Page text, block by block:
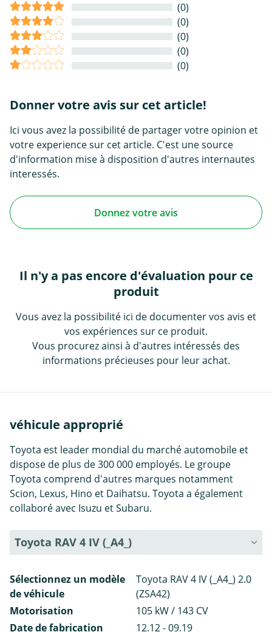
(0)
(0)
(0)
(0)
(0)
Donner votre avis sur cet article!
Ici vous avez la possibilité de partager votre opinion et
votre experience sur cet article. C'est une source
d'information mise à disposition d'autres internautes
interessés.
Donnez votre avis
Il n'y a pas encore d'évaluation pour ce
produit
Vous avez la possibilité ici de documenter vos avis et
vos expériences sur ce produit.
Vous procurez ainsi à d'autres intéressés des
informations précieuses pour leur achat.
véhicule approprié
Toyota est leader mondial du marché automobile et
dispose de plus de 300 000 employés. Le groupe
Toyota comprend d'autres marques notamment
Scion, Lexus, Hino et Daihatsu. Toyota a également
collaboré avec Isuzu et Subaru.
Toyota RAV 4 IV (_A4_)
Sélectionnez un modèle
de véhicule
Toyota RAV 4 IV (_A4_) 2.0
(ZSA42)
Motorisation
105 kW / 143 CV
Date de fabrication
12.12 - 09.19